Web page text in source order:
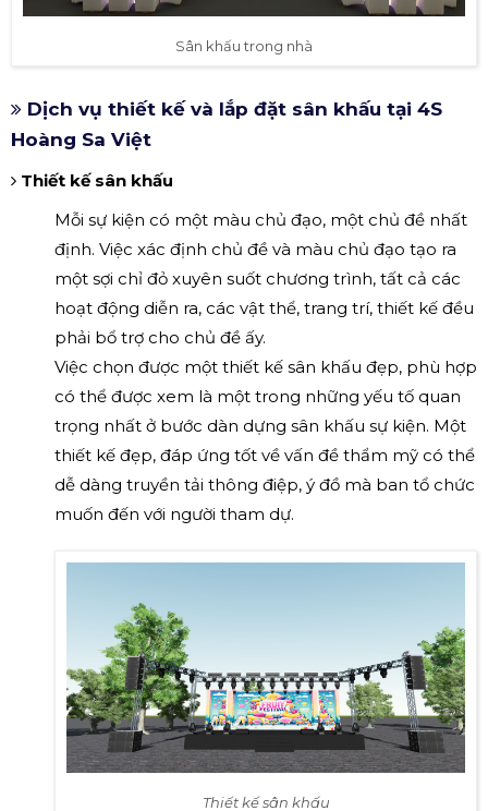
Sân khấu trong nhà
Dịch vụ thiết kế và lắp đặt sân khấu tại 4S
Hoàng Sa Việt
Thiết kế sân khấu
Mỗi sự kiện có một màu chủ đạo, một chủ đề nhất
định. Việc xác định chủ đề và màu chủ đạo tạo ra
một sợi chỉ đỏ xuyên suốt chương trình, tất cả các
hoạt động diễn ra, các vật thể, trang trí, thiết kế đều
phải bổ trợ cho chủ đề ấy.
Việc chọn được một thiết kế sân khấu đẹp, phù hợp
có thể được xem là một trong những yếu tố quan
trọng nhất ở bước dàn dựng sân khấu sự kiện. Một
thiết kế đẹp, đáp ứng tốt về vấn đề thẩm mỹ có thể
dễ dàng truyền tải thông điệp, ý đồ mà ban tổ chức
muốn đến với người tham dự.
Thiết kế sân khấu